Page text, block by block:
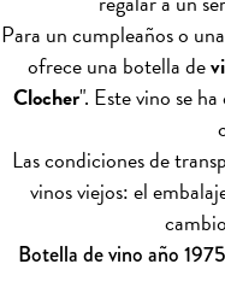
Para un cumpleaños o
ofrece una botella de
Clocher". Este vino se
Las condiciones de
vinos viejos: el
Botella de vino año